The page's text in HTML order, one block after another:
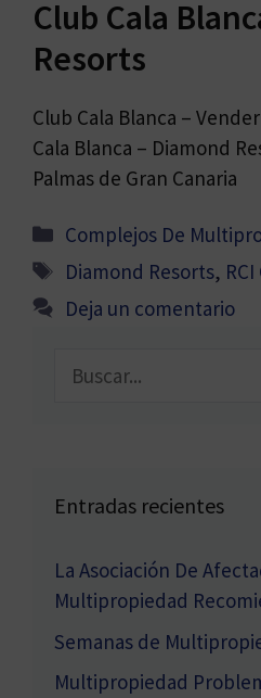
Club Cala
Resorts
Club Cala Blanca –
Cala Blanca – Diamond
Palmas de Gran Canaria
Categorías
Complejos De
Etiquetas
Diamond Resorts,
Deja un comentario
Buscar:
Entradas recientes
La Asociación De
Multipropiedad
Semanas de
Multipropiedad